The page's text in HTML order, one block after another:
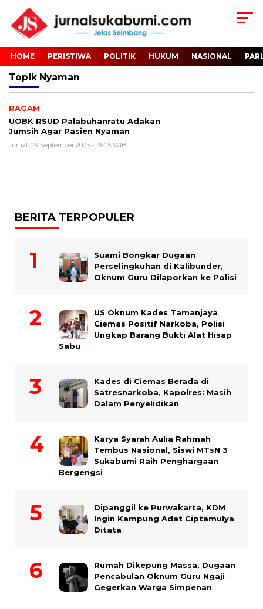
HOME PERISTIWA POLITIK HUKUM NASIONAL
Topik Nyaman
RAGAM
UOBK RSUD Palabuhanratu Adakan
Jumsih Agar Pasien Nyaman
Jumat, 29 September 2023 - 19:45 WIB
BERITA TERPOPULER
Suami Bongkar Dugaan
Perselingkuhan di Kalibunder,
Oknum Guru Dilaporkan ke Polisi
US Oknum Kades Tamanjaya
Ciemas Positif Narkoba, Polisi
Ungkap Barang Bukti Alat Hisap
Sabu
Kades di Ciemas Berada di
Satresnarkoba, Kapolres: Masih
Dalam Penyelidikan
Karya Syarah Aulia Rahmah
Tembus Nasional, Siswi MTsN 3
Sukabumi Raih Penghargaan
Bergengsi
Dipanggil ke Purwakarta, KDM
Ingin Kampung Adat Ciptamulya
Ditata
Rumah Dikepung Massa, Dugaan
Pencabulan Oknum Guru Ngaji
Gegerkan Warga Simpenan